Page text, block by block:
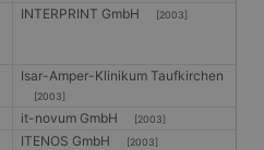
INTERPRINT GmbH [2003]
Isar-Amper-Klinikum Taufkirchen
[2003]
it-novum GmbH [2003]
ITENOS GmbH [2003]